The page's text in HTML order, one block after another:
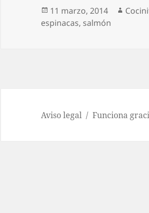
Publicado
el
11 marzo, 2014 Autor
espinacas, salmón
Aviso legal Funciona